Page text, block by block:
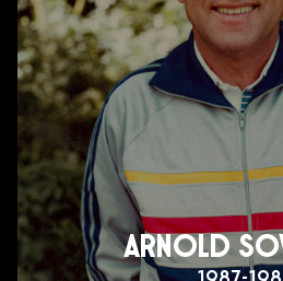
ARNOLD